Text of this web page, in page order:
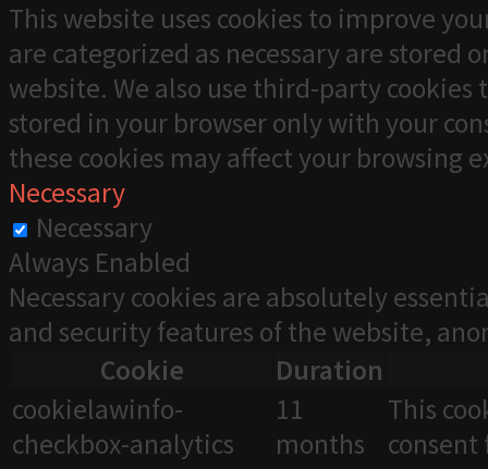
This website uses cookies to improve
are categorized as necessary are
website. We also use third-party
stored in your browser only with your
these cookies may affect your browsing
Necessary
Necessary
Always Enabled
Necessary cookies are absolutely
and security features of the website,
Cookie
Duration
cookielawinfo-
checkbox-analytics
11
months
This